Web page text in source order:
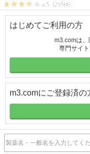
はじめてご利用の方
m3.comは
専門サイ
m3.comにご登録済の